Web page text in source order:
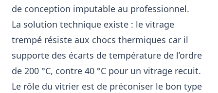
de conception imputable au professionnel.
La solution technique existe : le vitrage
trempé résiste aux chocs thermiques car il
supporte des écarts de température de l’ordre
de 200 °C, contre 40 °C pour un vitrage recuit.
Le rôle du vitrier est de préconiser le bon type